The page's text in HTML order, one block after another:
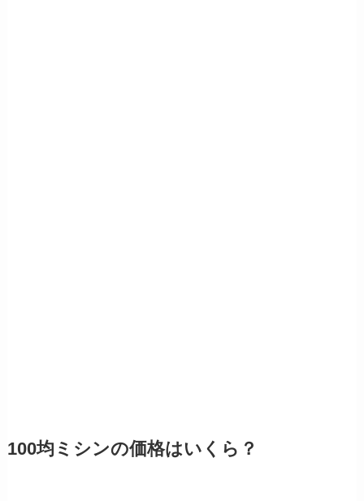
100均ミシンの価格はいくら？